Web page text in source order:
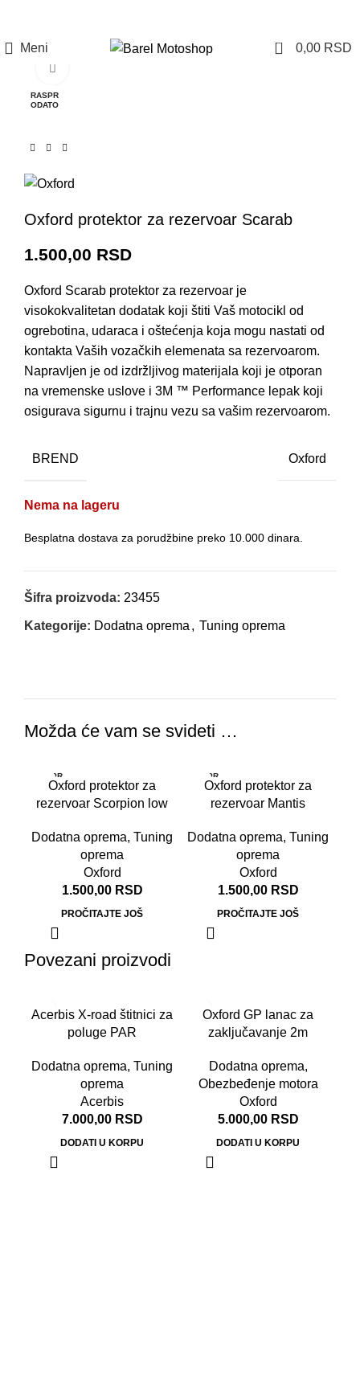
Meni 0 0,00 RSD
RASPR
ODATO
Oxford protektor za rezervoar Scarab
1.500,00 RSD
Oxford Scarab protektor za rezervoar je
visokokvalitetan dodatak koji štiti Vaš motocikl od
ogrebotina, udaraca i oštećenja koja mogu nastati od
kontakta Vaših vozačkih elemenata sa rezervoarom.
Napravljen je od izdržljivog materijala koji je otporan
na vremenske uslove i 3M ™ Performance lepak koji
osigurava sigurnu i trajnu vezu sa vašim rezervoarom.
BREND Oxford
Nema na lageru
Besplatna dostava za porudžbine preko 10.000 dinara.
Šifra proizvoda: 23455
Kategorije: Dodatna oprema , Tuning oprema
Možda će vam se svideti …
RASPR
ODATO
Oxford protektor za
rezervoar Scorpion low
Dodatna oprema, Tuning
oprema
Oxford
1.500,00 RSD
PROČITAJTE JOŠ
RASPR
ODATO
Oxford protektor za
rezervoar Mantis
Dodatna oprema, Tuning
oprema
Oxford
1.500,00 RSD
PROČITAJTE JOŠ
Povezani proizvodi
Acerbis X-road štitnici za
poluge PAR
Dodatna oprema, Tuning
oprema
Acerbis
7.000,00 RSD
DODATI U KORPU
Oxford GP lanac za
zaključavanje 2m
Dodatna oprema,
Obezbeđenje motora
Oxford
5.000,00 RSD
DODATI U KORPU